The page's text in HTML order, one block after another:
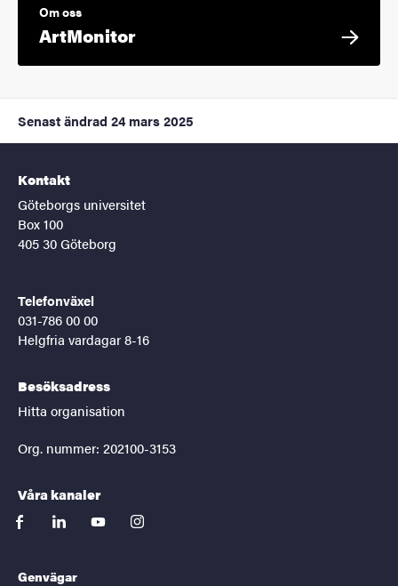
Om oss
ArtMonitor
Senast ändrad 24 mars 2025
Kontakt
Göteborgs universitet
Box 100
405 30 Göteborg
Telefonväxel
031-786 00 00
Helgfria vardagar 8-16
Besöksadress
Hitta organisation
Org. nummer: 202100-3153
Våra kanaler
facebooklinkedinyoutubeinstagram
Genvägar